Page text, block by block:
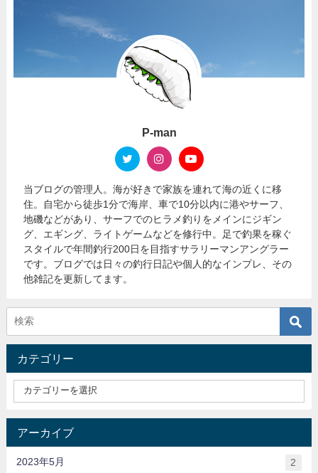
P-man
当ブログの管理人。海が好きで家族を連れて海の近くに移
住。自宅から徒歩1分で海岸、車で10分以内に港やサーフ、
地磯などがあり、サーフでのヒラメ釣りをメインにジギン
グ、エギング、ライトゲームなどを修行中。足で釣果を稼ぐ
スタイルで年間釣行200日を目指すサラリーマンアングラー
です。ブログでは日々の釣行日記や個人的なインプレ、その
他雑記を更新してます。
カテゴリー
アーカイブ
2023年5月 2